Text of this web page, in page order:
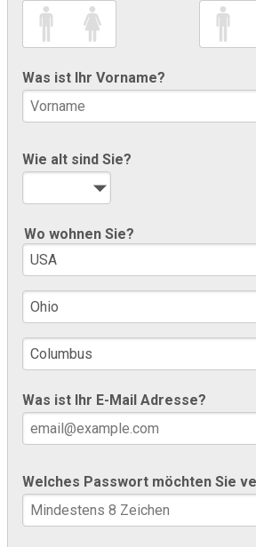
Was ist Ihr Vorname?
Wie alt sind Sie?
Wo wohnen Sie?
Was ist Ihr E-Mail Adresse?
Welches Passwort möchten Sie